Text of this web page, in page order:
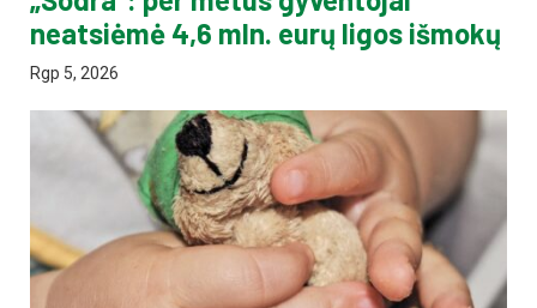
neatsiėmė 4,6 mln. eurų ligos išmokų
Rgp 5, 2026